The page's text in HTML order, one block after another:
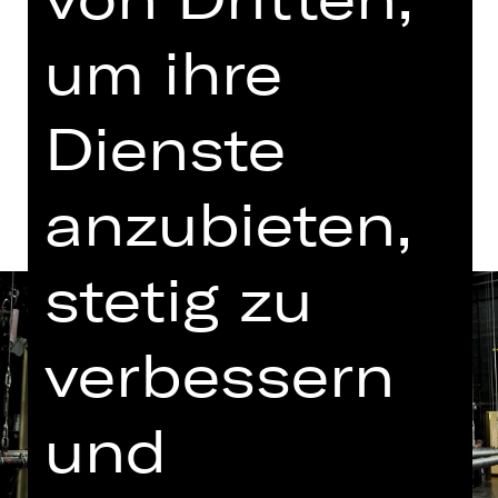
Tickets
Termine und Besetzung
um ihre
Dienste
anzubieten,
stetig zu
verbessern
und